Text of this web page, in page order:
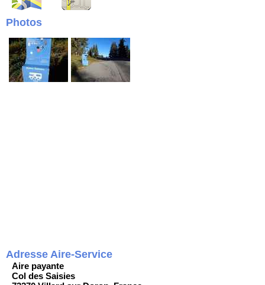
Photos
Adresse Aire-Service
Aire payante
Col des Saisies